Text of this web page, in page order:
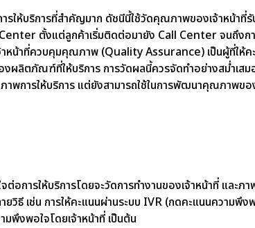
ให้บริการที่สำคัญมาก ดัชนีนี้ใช้วัดคุณภาพของเจ้าหน้าที่
ตั้งแต่ลูกค้าเริ่มติดต่อมายัง Call Center จนถึงก
หน้าที่ควบคุมคุณภาพ (Quality Assurance) เป็นผู้ที่ให้ค
งผลิตภัณฑ์ที่ให้บริการ การวัดผลนี้ควรจัดทำอย่างสม่ำเส
พการให้บริการ แต่ยังสามารถใช้ในการพัฒนาคุณภาพขอ
อการให้บริการโดยจะวัดการทำงานของเจ้าหน้าที่ และภ
ธี เช่น การให้คะแนนผ่านระบบ IVR (กดคะแนนความพึง
พึงพอใจโดยเจ้าหน้าที่ เป็นต้น